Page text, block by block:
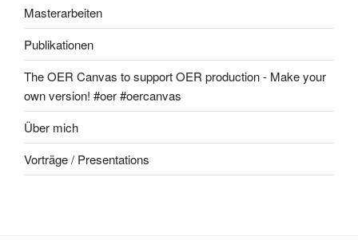
Masterarbeiten
Publikationen
The OER Canvas to support OER production - Make your
own version! #oer #oercanvas
Über mich
Vorträge / Presentations